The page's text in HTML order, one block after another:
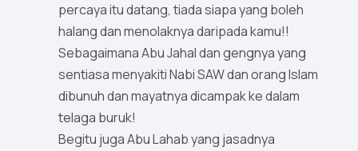
percaya itu datang, tiada siapa yang boleh
halang dan menolaknya daripada kamu!!
Sebagaimana Abu Jahal dan gengnya yang
sentiasa menyakiti Nabi SAW dan orang Islam
dibunuh dan mayatnya dicampak ke dalam
telaga buruk!
Begitu juga Abu Lahab yang jasadnya